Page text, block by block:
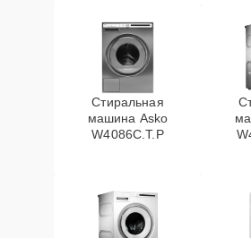
Стиральная
машина Asko
W4086C.T.P